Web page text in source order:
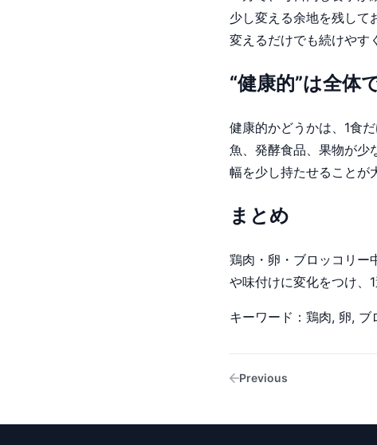
少し変える余地を残して
変えるだけでも続けやす
“健康的”は全体
健康的かどうかは、1食
魚、発酵食品、果物が少
幅を少し持たせることが
まとめ
鶏肉・卵・ブロッコリー
や味付けに変化をつけ、
キーワード：鶏肉, 卵,
Previous